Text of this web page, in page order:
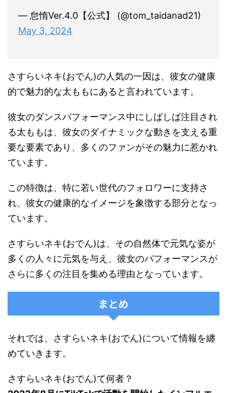
— 怠惰Ver.4.0【公式】 (@tom_taidanad21)
May 3, 2024
さすらいネキ(おでん)の人気の一因は、彼女の健康
的で魅力的な太ももにあると言われています。
彼女のダンスパフォーマンス中にしばしば注目され
る太ももは、彼女のダイナミックな動きを支える重
要な要素であり、多くのファンがその魅力に惹かれ
ています。
この特徴は、特に若い世代のフォロワーに支持さ
れ、彼女の健康的なイメージを象徴する部分となっ
ています。
さすらいネキ(おでん)は、その自然体で元気な姿が
多くの人々に元気を与え、彼女のパフォーマンスが
さらに多くの注目を集める理由となっています。
まとめ
それでは、さすらいネキ(おでん)について情報を纏
めていきます。
さすらいネキ(おでん)て何者？